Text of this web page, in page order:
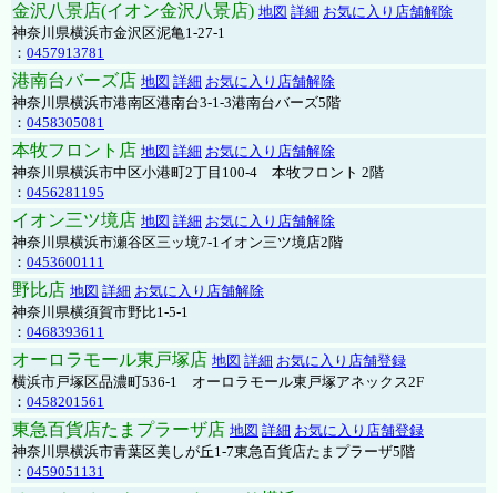
金沢八景店(イオン金沢八景店) 地図 詳細 お気に入り店舗解除
神奈川県横浜市金沢区泥亀1-27-1
： 0457913781
港南台バーズ店 地図 詳細 お気に入り店舗解除
神奈川県横浜市港南区港南台3-1-3港南台バーズ5階
： 0458305081
本牧フロント店 地図 詳細 お気に入り店舗解除
神奈川県横浜市中区小港町2丁目100-4 本牧フロント 2階
： 0456281195
イオン三ツ境店 地図 詳細 お気に入り店舗解除
神奈川県横浜市瀬谷区三ッ境7-1イオン三ツ境店2階
： 0453600111
野比店 地図 詳細 お気に入り店舗解除
神奈川県横須賀市野比1-5-1
： 0468393611
オーロラモール東戸塚店 地図 詳細 お気に入り店舗登録
横浜市戸塚区品濃町536-1 オーロラモール東戸塚アネックス2F
： 0458201561
東急百貨店たまプラーザ店 地図 詳細 お気に入り店舗登録
神奈川県横浜市青葉区美しが丘1-7東急百貨店たまプラーザ5階
： 0459051131